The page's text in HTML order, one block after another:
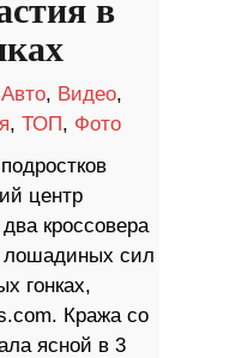
в
Авто, Видео,
, ТОП, Фото
центр
кроссовера
сил
гонках,
Кража со
ясной в 3